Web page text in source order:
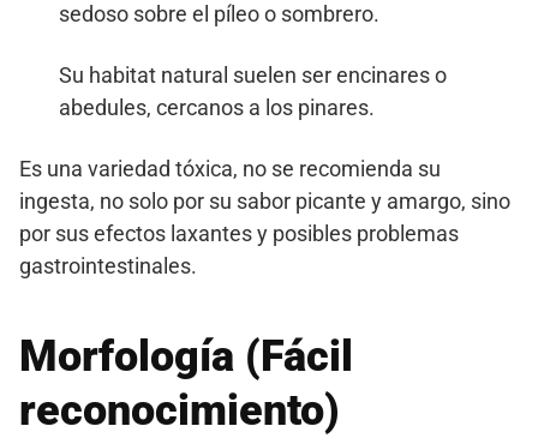
sedoso sobre el píleo o sombrero.
Su habitat natural suelen ser encinares o
abedules, cercanos a los pinares.
Es una variedad tóxica, no se recomienda su
ingesta, no solo por su sabor picante y amargo, sino
por sus efectos laxantes y posibles problemas
gastrointestinales.
Morfología (Fácil
reconocimiento)